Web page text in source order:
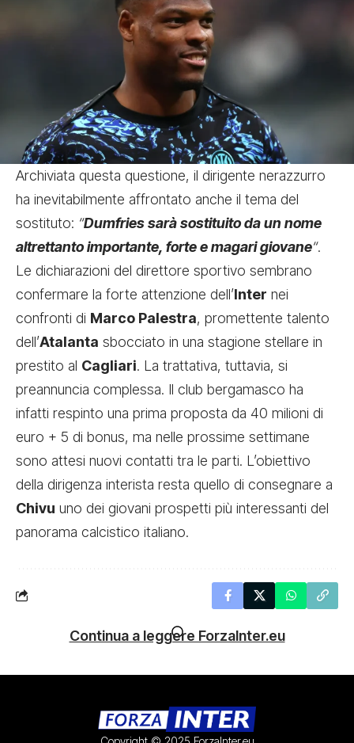
Archiviata questa questione, il dirigente nerazzurro
ha inevitabilmente affrontato anche il tema del
sostituto: “Dumfries sarà sostituito da un nome
altrettanto importante, forte e magari giovane“.
Le dichiarazioni del direttore sportivo sembrano
confermare la forte attenzione dell’Inter nei
confronti di Marco Palestra, promettente talento
dell’Atalanta sbocciato in una stagione stellare in
prestito al Cagliari. La trattativa, tuttavia, si
preannuncia complessa. Il club bergamasco ha
infatti respinto una prima proposta da 40 milioni di
euro + 5 di bonus, ma nelle prossime settimane
sono attesi nuovi contatti tra le parti. L’obiettivo
della dirigenza interista resta quello di consegnare a
Chivu uno dei giovani prospetti più interessanti del
panorama calcistico italiano.
Continua a leggere ForzaInter.eu